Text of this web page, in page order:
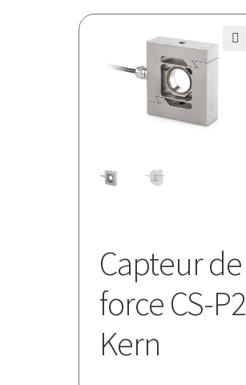
Capteur de
force CS-P2
Kern